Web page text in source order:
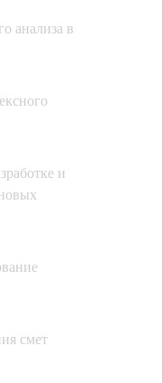
анализа в
и
смет